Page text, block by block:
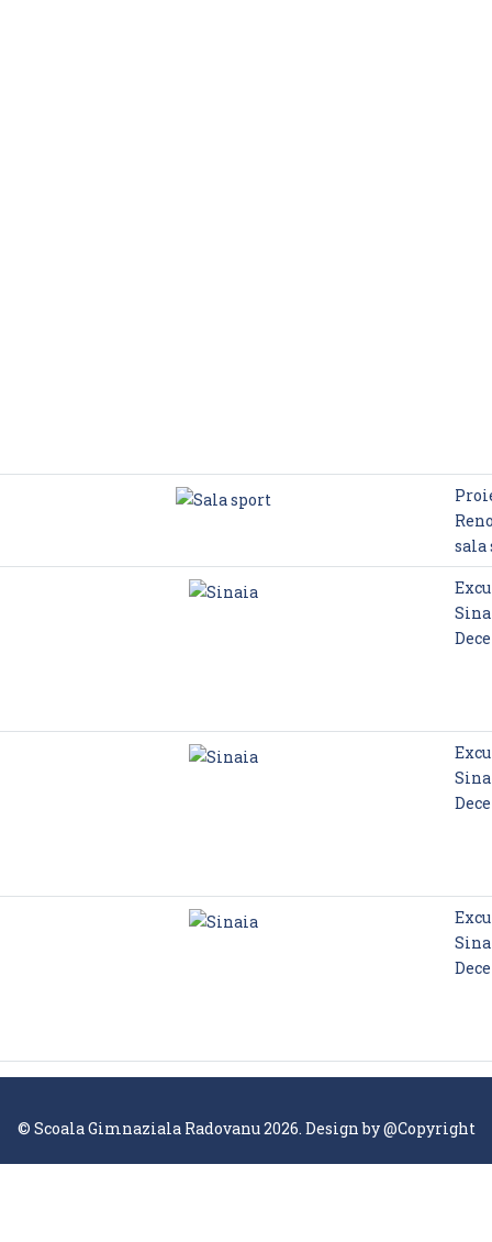
sala
© Scoala Gimnaziala Radovanu 2026. Design by@Copyright